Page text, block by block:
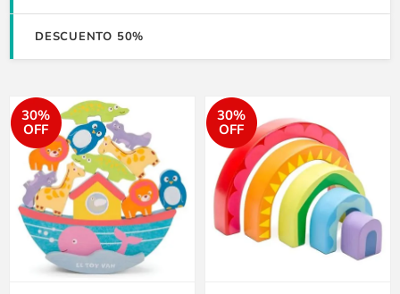
DESCUENTO 50%
30%
OFF
30%
OFF